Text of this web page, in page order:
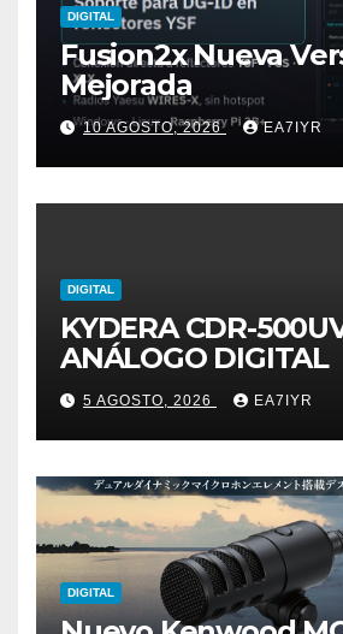
DIGITAL
Fusion2x Nueva
Mejorada
10 AGOSTO, 2026 EA7IYR
DIGITAL
KYDERA CDR-
ANÁLOGO DIGITAL
5 AGOSTO, 2026 EA7IYR
DIGITAL